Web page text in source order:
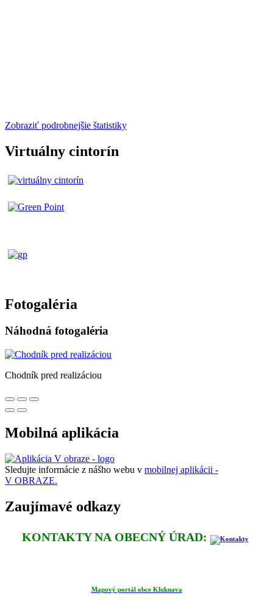
Zobraziť podrobnejšie štatistiky
Virtuálny cintorín
Fotogaléria
Náhodná fotogaléria
Chodník pred realizáciou
Mobilná aplikácia
Sledujte informácie z nášho webu v mobilnej aplikácii -
V OBRAZE.
Zaujímavé odkazy
KONTAKTY NA OBECNÝ ÚRAD:
Mapový portál obce Kluknava